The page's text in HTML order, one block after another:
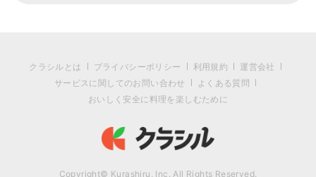
クラシルとは プライバシーポリシー 利用規約
運営会社
サービスに関してのお問い合わせ
よくある質問
おいしく安全に料理を楽しむために
Copyright© Kurashiru, Inc. All Rights Reserved.